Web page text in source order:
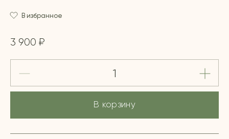
В избранное
3 900 ₽
В корзину